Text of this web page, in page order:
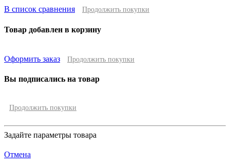
В список сравнения Продолжить покупки
Товар добавлен в корзину
Оформить заказ Продолжить покупки
Вы подписались на товар
Продолжить покупки
Задайте параметры товара
Отмена